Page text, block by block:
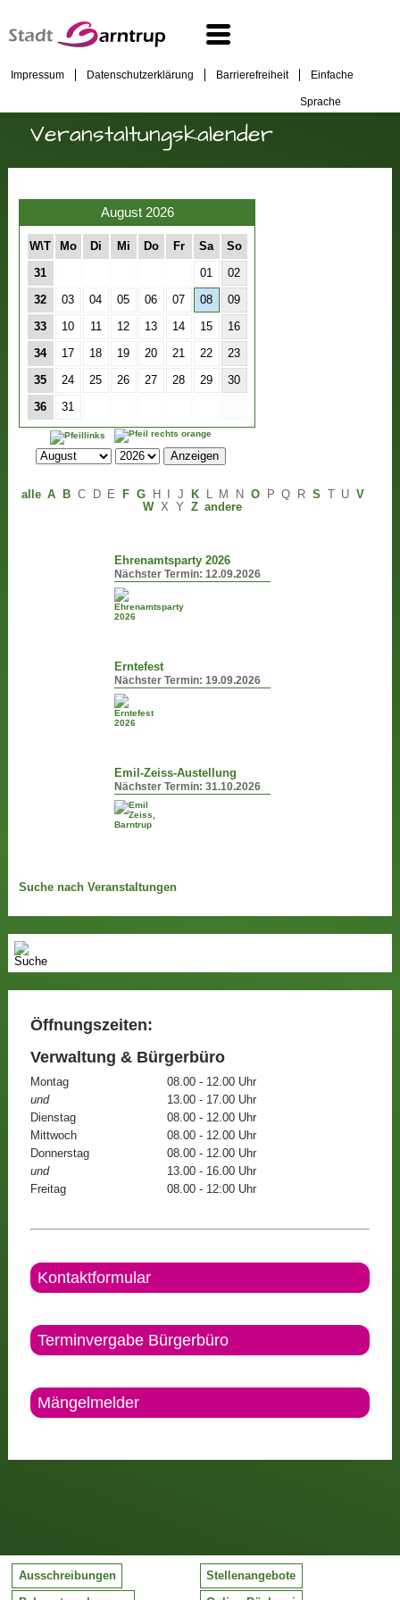
Impressum Datenschutzerklärung Barrierefreiheit Einfache
Sprache
Veranstaltungskalender
August 2026
W\T Mo Di Mi Do Fr Sa So
31 01 02
32 03 04 05 06 07 08 09
33 10 11 12 13 14 15 16
34 17 18 19 20 21 22 23
35 24 25 26 27 28 29 30
36 31
alle A B C D E F G H J K L M N O P Q R S U V
W X Y Z andere
Ehrenamtsparty 2026
Nächster Termin:12.09.2026
Erntefest
Nächster Termin:19.09.2026
Emil-Zeiss-Austellung
Nächster Termin:31.10.2026
Suche nach Veranstaltungen
Öffnungszeiten:
Verwaltung & Bürgerbüro
Montag
08.00 - 12.00 Uhr
und
13.00 - 17.00 Uhr
Dienstag
08.00 - 12.00 Uhr
Mittwoch
08.00 - 12.00 Uhr
Donnerstag
08.00 - 12.00 Uhr
und
13.00 - 16.00 Uhr
Freitag
08.00 - 12:00 Uhr
Kontaktformular
Terminvergabe Bürgerbüro
Mängelmelder
Ausschreibungen Stellenangebote